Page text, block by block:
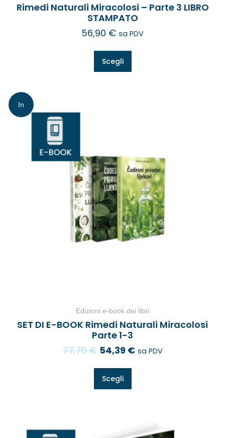
Rimedi Naturali Miracolosi – Parte 3 LIBRO
STAMPATO
56,90 € sa PDV
Scegli
In
Edizioni e-book dei libri
SET DI E-BOOK Rimedi Naturali Miracolosi
Parte 1-3
77,70€ 54,39 € sa PDV
Scegli